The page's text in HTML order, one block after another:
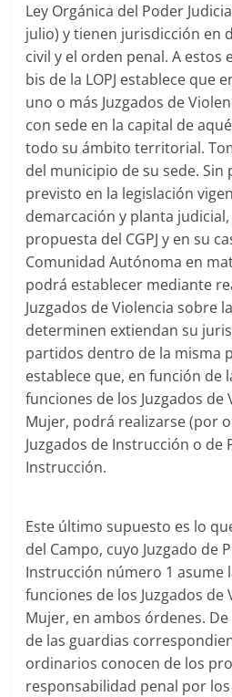
Ley Orgánica del Poder
julio) y tienen jurisdicción en
civil y el orden penal. A estos
bis de la LOPJ establece que
uno o más Juzgados de
con sede en la capital de
todo su ámbito territorial.
del municipio de su sede. Sin
previsto en la legislación
demarcación y planta
propuesta del CGPJ y en su
Comunidad Autónoma en
podrá establecer mediante
Juzgados de Violencia sobre
determinen extiendan su
partidos dentro de la misma
establece que, en función de
funciones de los Juzgados de
Mujer, podrá realizarse (por
Juzgados de Instrucción o de
Instrucción.
Este último supuesto es lo
del Campo, cuyo Juzgado de
Instrucción número 1 asume
funciones de los Juzgados de
Mujer, en ambos órdenes.
de las guardias
ordinarios conocen de los
responsabilidad penal por